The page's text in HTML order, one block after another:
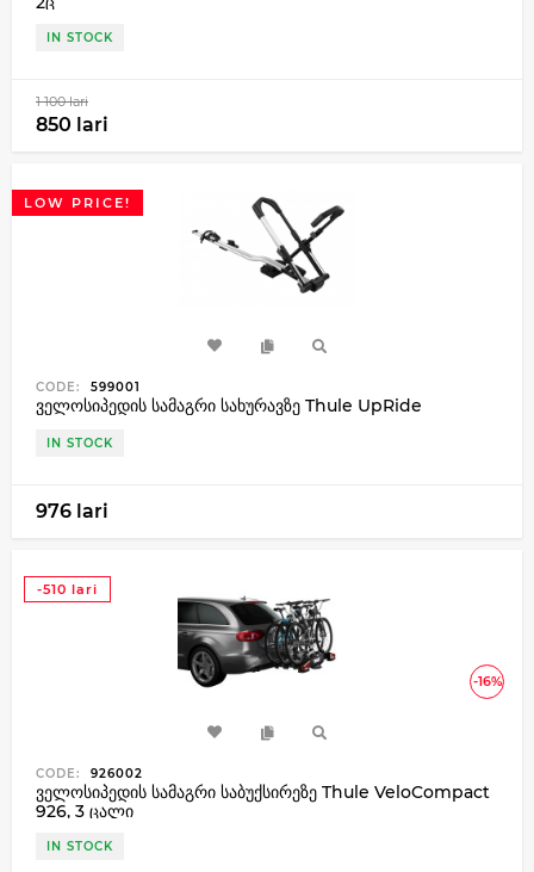
IN STOCK
1 100 lari
850 lari
LOW PRICE!
CODE: 599001
ველოსიპედის სამაგრი სახურავზე Thule UpRide
IN STOCK
976 lari
-16%
-510 lari
CODE: 926002
ველოსიპედის სამაგრი საბუქსირეზე Thule VeloCompact
926, 3 ცალი
IN STOCK